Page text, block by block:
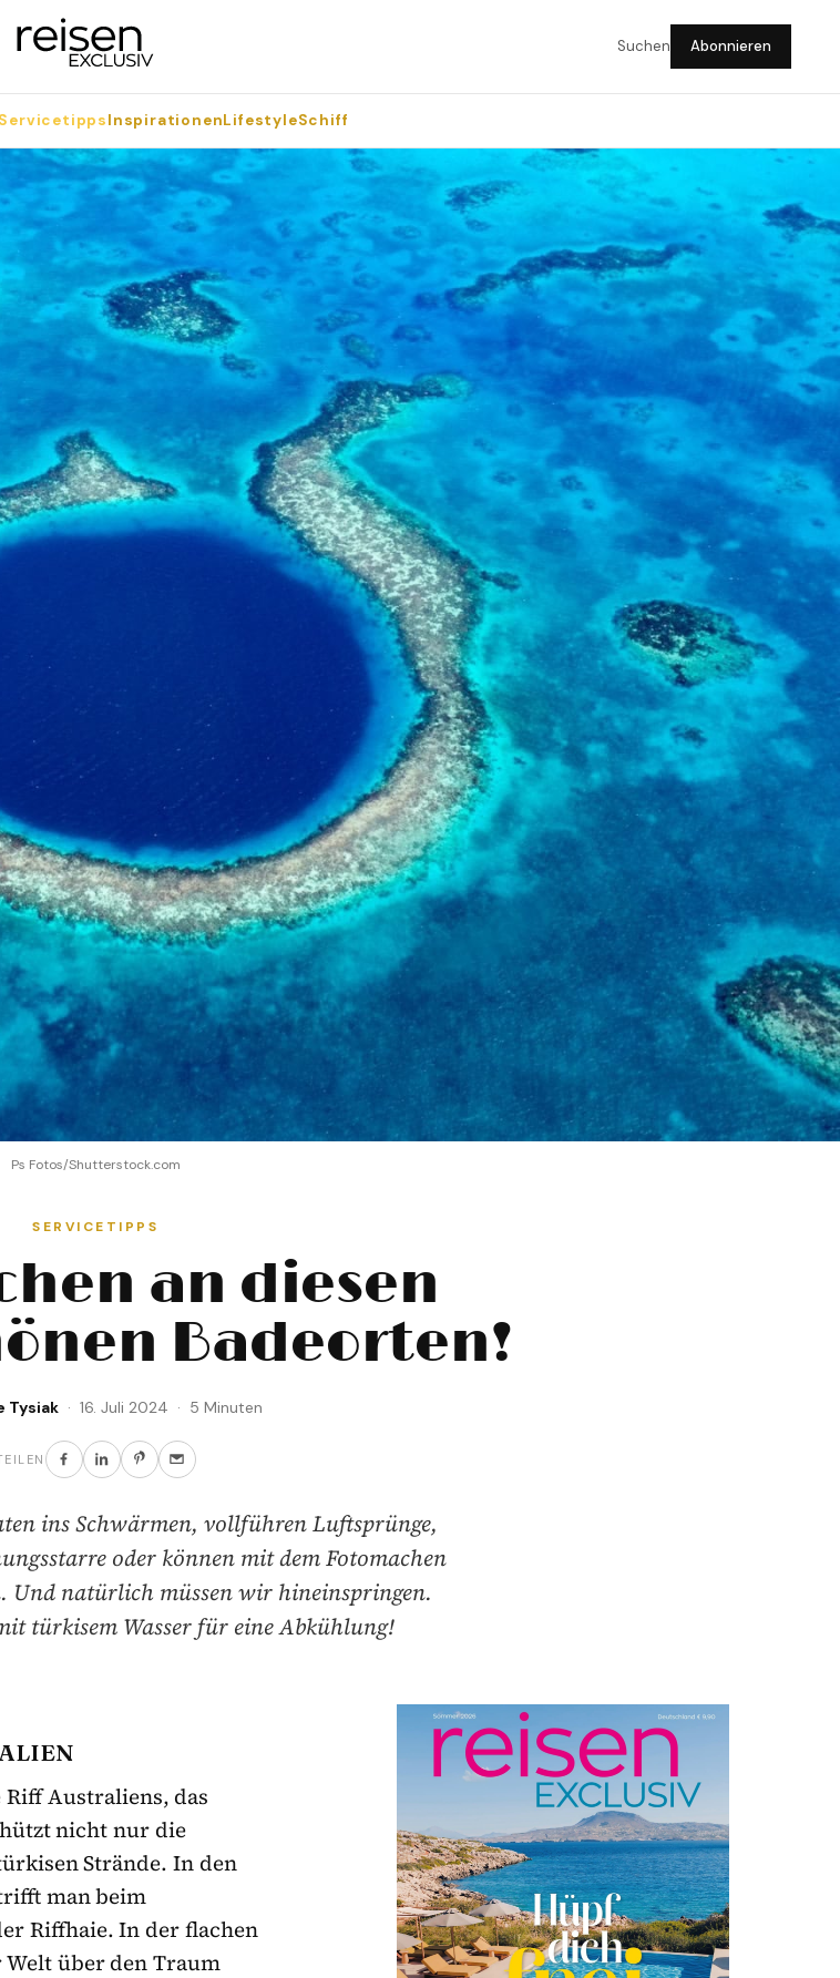
Suchen Abonnieren
ServicetippsInspirationenLifestyleSchiff
Ps Fotos/Shutterstock.com
SERVICETIPPS
an diesen
Badeorten!
Tysiak· 16. Juli 2024 · 5 Minuten
ins Schwärmen, vollführen Luftsprünge,
oder können mit dem Fotomachen
Und natürlich müssen wir hineinspringen.
türkisem Wasser für eine Abkühlung!
Australiens, das
nicht nur die
Strände. In den
man beim
Riffhaie. In der flachen
über den Traum